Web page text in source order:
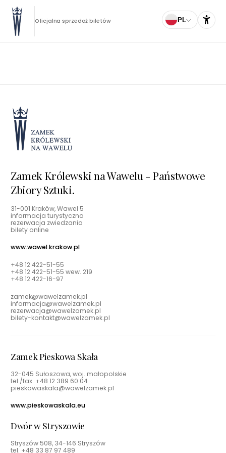
Oficjalna sprzedaż biletów PL
Zamek Królewski na Wawelu - Państwowe
Zbiory Sztuki.
31-001 Kraków, Wawel 5
informacja turystyczna
rezerwacja zwiedzania
bilety online
www.wawel.krakow.pl
+48 12 422-51-55
+48 12 422-51-55 wew. 219
+48 12 422-16-97
zamek@wawelzamek.pl
informacja@wawelzamek.pl
rezerwacja@wawelzamek.pl
bilety-kontakt@wawelzamek.pl
Zamek Pieskowa Skała
32-045 Sułoszowa, woj. małopolskie
tel./fax. +48 12 389 60 04
pieskowaskala@wawelzamek.pl
www.pieskowaskala.eu
Dwór w Stryszowie
Stryszów 508, 34-146 Stryszów
tel. +48 33 87 97 489